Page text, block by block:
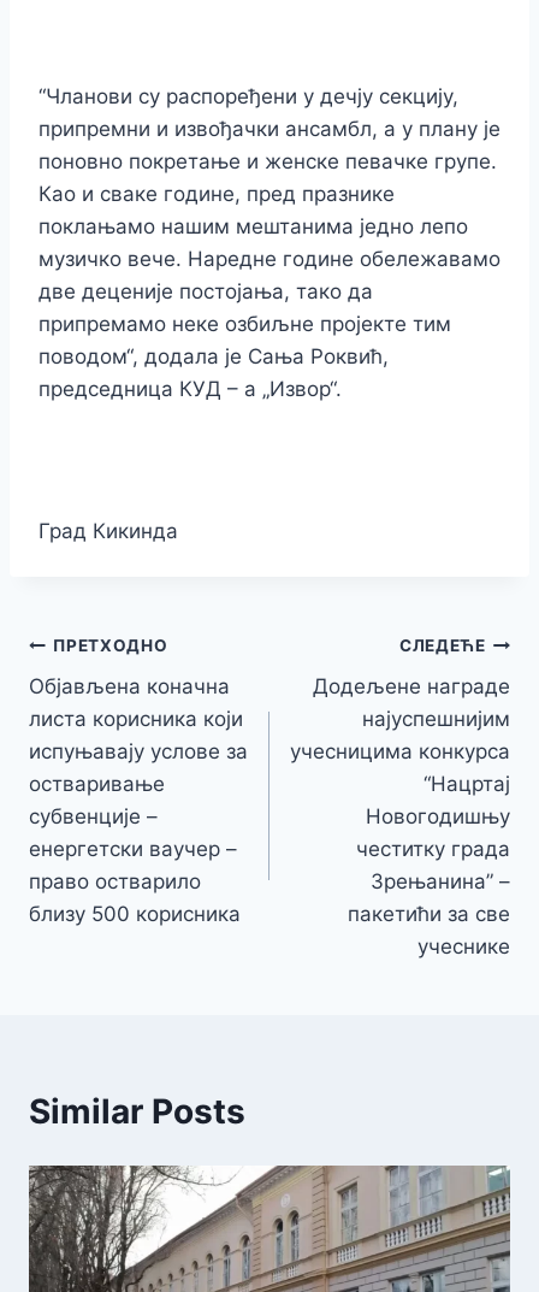
“Чланови су распоређени у дечју секцију,
припремни и извођачки ансамбл, а у плану је
поновно покретање и женске певачке групе.
Као и сваке године, пред празнике
поклањамо нашим мештанима једно лепо
музичко вече. Наредне године обележавамо
две деценије постојања, тако да
припремамо неке озбиљне пројекте тим
поводом“, додала је Сања Роквић,
председница КУД – а „Извор“.
Град Кикинда
Кретање
чланка
ПРЕТХОДНО
Објављена коначна
листа корисника који
испуњавају услове за
остваривање
субвенције –
енергетски ваучер –
право остварило
близу 500 корисника
СЛЕДЕЋЕ
Додељене награде
најуспешнијим
учесницима конкурса
“Нацртај
Новогодишњу
честитку града
Зрењанина” –
пакетићи за све
учеснике
Similar Posts